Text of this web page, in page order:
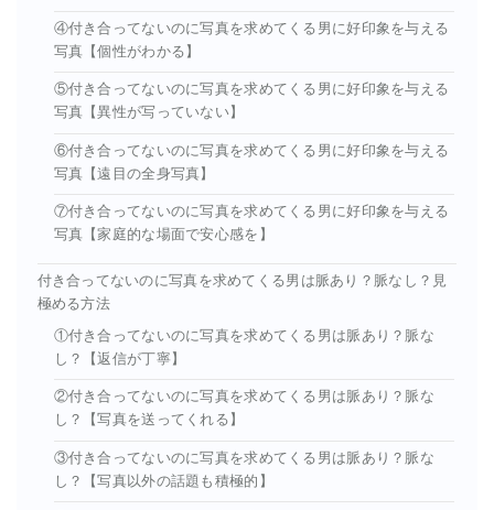
④付き合ってないのに写真を求めてくる男に好印象を与える
写真【個性がわかる】
⑤付き合ってないのに写真を求めてくる男に好印象を与える
写真【異性が写っていない】
⑥付き合ってないのに写真を求めてくる男に好印象を与える
写真【遠目の全身写真】
⑦付き合ってないのに写真を求めてくる男に好印象を与える
写真【家庭的な場面で安心感を】
付き合ってないのに写真を求めてくる男は脈あり？脈なし？見
極める方法
①付き合ってないのに写真を求めてくる男は脈あり？脈な
し？【返信が丁寧】
②付き合ってないのに写真を求めてくる男は脈あり？脈な
し？【写真を送ってくれる】
③付き合ってないのに写真を求めてくる男は脈あり？脈な
し？【写真以外の話題も積極的】